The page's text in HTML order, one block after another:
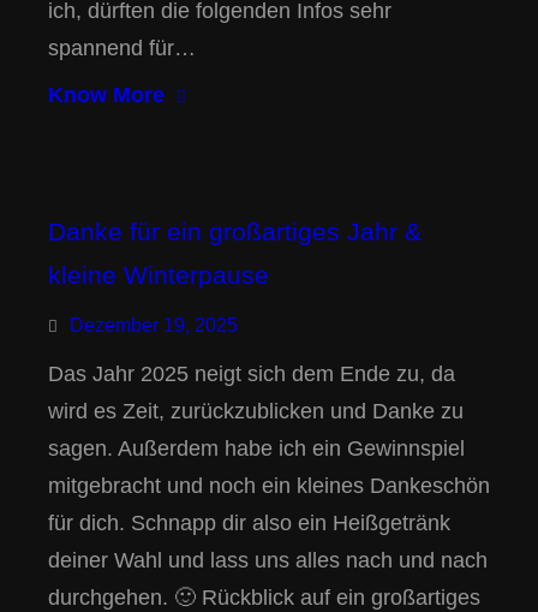
ich, dürften die folgenden Infos sehr
spannend für…
Know More
Danke für ein großartiges Jahr &
kleine Winterpause
Dezember 19, 2025
Das Jahr 2025 neigt sich dem Ende zu, da
wird es Zeit, zurückzublicken und Danke zu
sagen. Außerdem habe ich ein Gewinnspiel
mitgebracht und noch ein kleines Dankeschön
für dich. Schnapp dir also ein Heißgetränk
deiner Wahl und lass uns alles nach und nach
durchgehen. 🙂 Rückblick auf ein großartiges